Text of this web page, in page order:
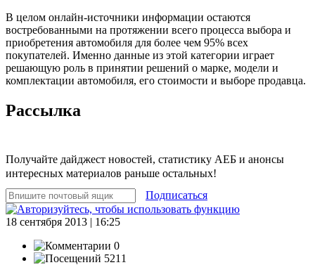
В целом онлайн-источники информации остаются
востребованными на протяжении всего процесса выбора и
приобретения автомобиля для более чем 95% всех
покупателей. Именно данные из этой категории играет
решающую роль в принятии решений о марке, модели и
комплектации автомобиля, его стоимости и выборе продавца.
Рассылка
Получайте дайджест новостей, статистику АЕБ и анонсы
интересных материалов раньше остальных!
Подписаться
18 сентября 2013 | 16:25
0
5211